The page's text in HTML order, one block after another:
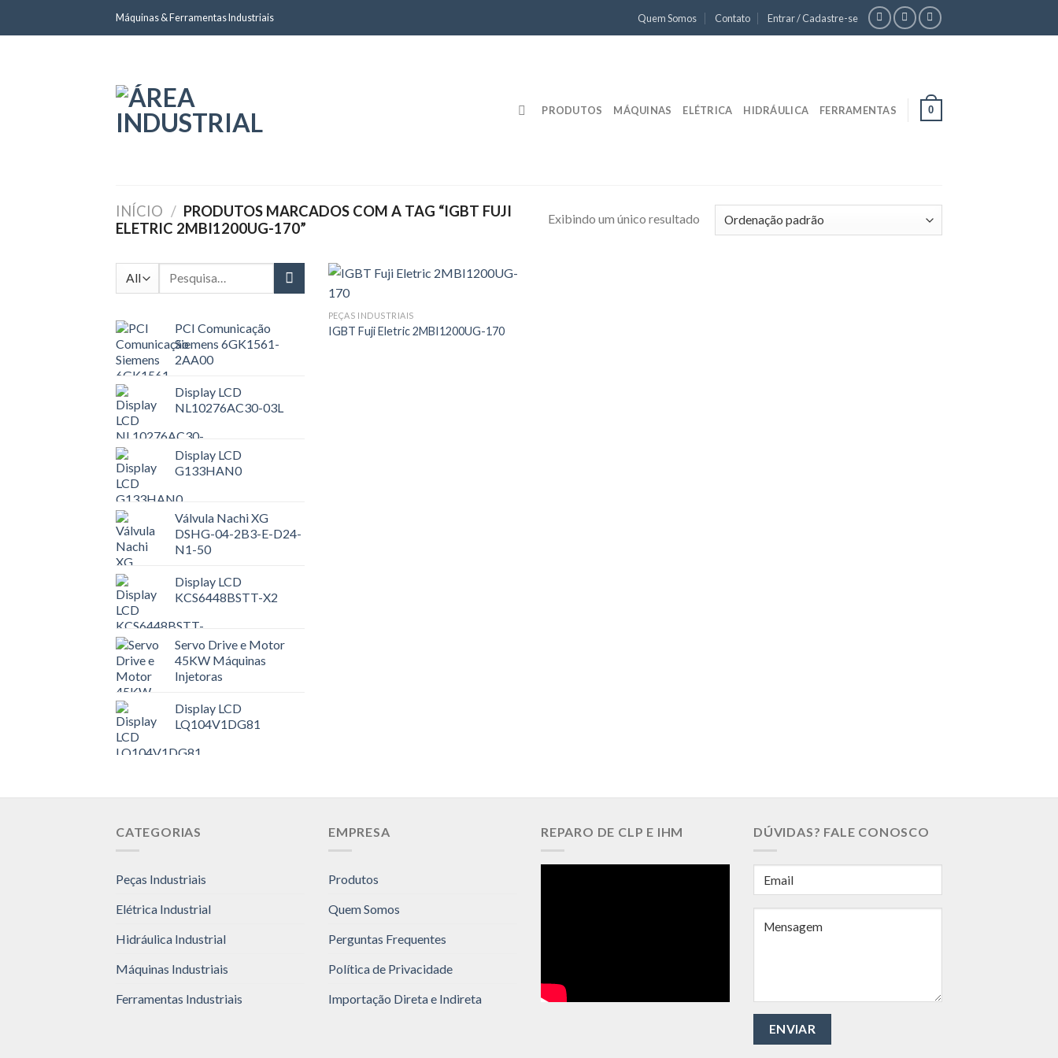
Máquinas & Ferramentas Industriais Quem Somos Contato Entrar / Cadastre-se
PRODUTOS MÁQUINAS ELÉTRICA HIDRÁULICA FERRAMENTAS 0
INÍCIO / PRODUTOS MARCADOS COM A TAG “IGBT FUJI
ELETRIC 2MBI1200UG-170”
Exibindo um único resultado
Pesquisar
PCI Comunicação
Siemens 6GK1561-
2AA00
Display LCD
NL10276AC30-03L
Display LCD
G133HAN0
Válvula Nachi XG
DSHG-04-2B3-E-D24-
N1-50
Display LCD
KCS6448BSTT-X2
Servo Drive e Motor
45KW Máquinas
Injetoras
Display LCD
LQ104V1DG81
PEÇAS INDUSTRIAIS
IGBT Fuji Eletric 2MBI1200UG-170
CATEGORIAS
Peças Industriais
Elétrica Industrial
Hidráulica Industrial
Máquinas Industriais
Ferramentas Industriais
EMPRESA
Produtos
Quem Somos
Perguntas Frequentes
Política de Privacidade
Importação Direta e Indireta
REPARO DE CLP E IHM DÚVIDAS? FALE CONOSCO